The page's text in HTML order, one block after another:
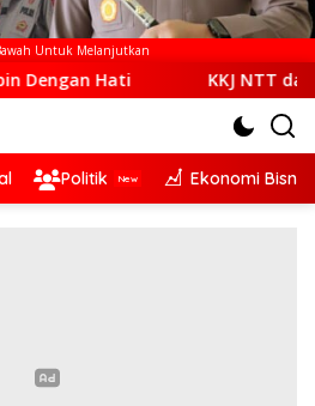
Untuk Melanjutkan
KKJ NTT dan AJI Kupang Soroti
Politik Ekonomi Bisnis